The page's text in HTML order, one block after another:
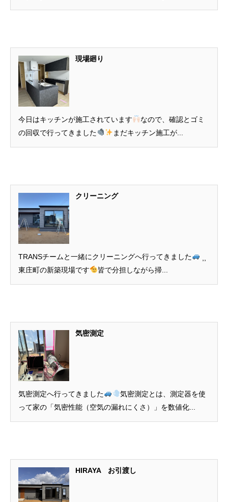
現場廻り
今日はキッチンが施工されています
なので、確認とゴミ
の回収で行ってきました
まだキッチン施工が...
クリーニング
TRANSチームと一緒にクリーニングへ行ってきました
東庄町の新築現場です
皆で分担しながら掃...
気密測定
気密測定へ行ってきました
気密測定とは、測定器を使
って家の「気密性能（空気の漏れにくさ）」を数値化...
HIRAYA お引渡し